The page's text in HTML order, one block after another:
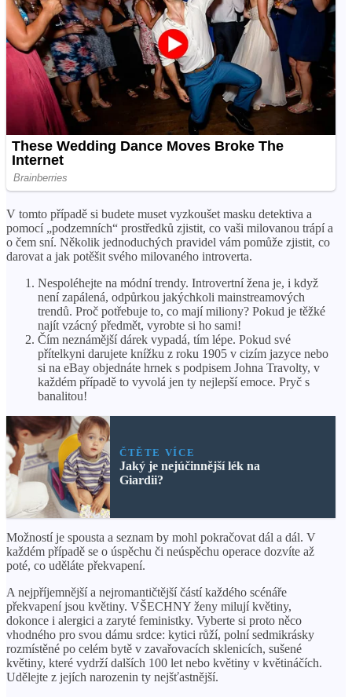
V tomto případě si budete muset vyzkoušet masku detektiva a
pomocí „podzemních“ prostředků zjistit, co vaši milovanou trápí a
o čem sní. Několik jednoduchých pravidel vám pomůže zjistit, co
darovat a jak potěšit svého milovaného introverta.
Nespoléhejte na módní trendy. Introvertní žena je, i když
není zapálená, odpůrkou jakýchkoli mainstreamových
trendů. Proč potřebuje to, co mají miliony? Pokud je těžké
najít vzácný předmět, vyrobte si ho sami!
Čím neznámější dárek vypadá, tím lépe. Pokud své
přítelkyni darujete knížku z roku 1905 v cizím jazyce nebo
si na eBay objednáte hrnek s podpisem Johna Travolty, v
každém případě to vyvolá jen ty nejlepší emoce. Pryč s
banalitou!
ČTĚTE VÍCE
Jaký je nejúčinnější lék na
Giardii?
Možností je spousta a seznam by mohl pokračovat dál a dál. V
každém případě se o úspěchu či neúspěchu operace dozvíte až
poté, co uděláte překvapení.
A nejpříjemnější a nejromantičtější částí každého scénáře
překvapení jsou květiny. VŠECHNY ženy milují květiny,
dokonce i alergici a zaryté feministky. Vyberte si proto něco
vhodného pro svou dámu srdce: kytici růží, polní sedmikrásky
rozmístěné po celém bytě v zavařovacích sklenicích, sušené
květiny, které vydrží dalších 100 let nebo květiny v květináčích.
Udělejte z jejích narozenin ty nejšťastnější.